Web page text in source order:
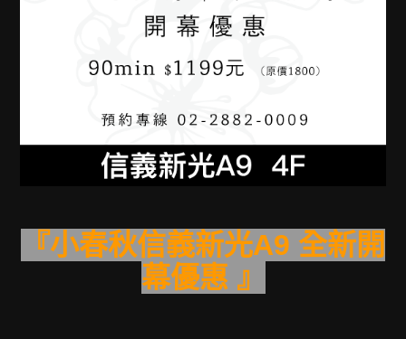
『小春秋信義新光A9 全新開
幕優惠』